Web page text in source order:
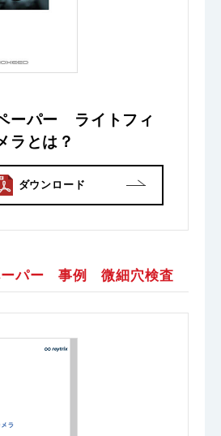
ーパー ライトフィ
ラとは？
ダウンロード
ーパー 事例 微細穴検査